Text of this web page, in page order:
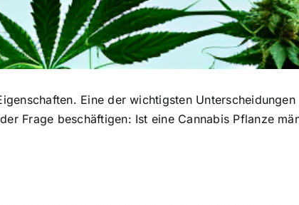
Eine der wichtigsten
Frage beschäftigen: Ist eine Cannabis Pflanze